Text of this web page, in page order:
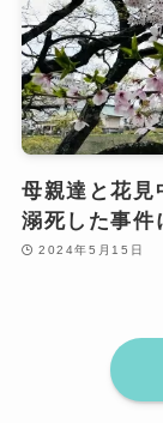
母親達と花見
溺死した事件
2024年5月15日